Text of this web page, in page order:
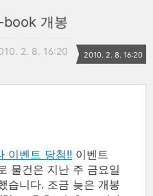
book 개봉
2. 8. 16:20 2010. 2. 8. 16:20
이벤트 당첨!! 이벤트
물건은 지난 주 금요일
습니다. 조금 늦은 개봉